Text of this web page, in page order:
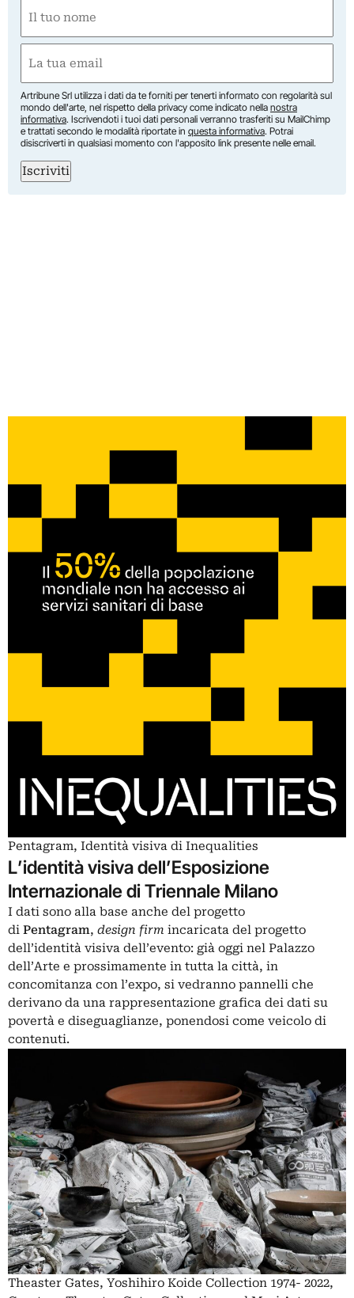
(Obbligatorio)
Nome
(Obbligatorio)
Artribune Srl utilizza i dati da te forniti per tenerti informato con regolarità sul
mondo dell'arte, nel rispetto della privacy come indicato nella nostra
informativa. Iscrivendoti i tuoi dati personali verranno trasferiti su MailChimp
e trattati secondo le modalità riportate in questa informativa. Potrai
disiscriverti in qualsiasi momento con l'apposito link presente nelle email.
Iscriviti
Pentagram, Identità visiva di Inequalities
L’identità visiva dell’Esposizione
Internazionale di Triennale Milano
I dati sono alla base anche del progetto
di Pentagram, design firm incaricata del progetto
dell’identità visiva dell’evento: già oggi nel Palazzo
dell’Arte e prossimamente in tutta la città, in
concomitanza con l’expo, si vedranno pannelli che
derivano da una rappresentazione grafica dei dati su
povertà e diseguaglianze, ponendosi come veicolo di
contenuti.
Theaster Gates, Yoshihiro Koide Collection 1974- 2022,